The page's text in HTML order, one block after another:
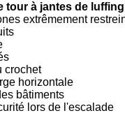
tour à jantes de luffing
extrêmement
crochet
horizontale
bâtiments
lors de l'escalade